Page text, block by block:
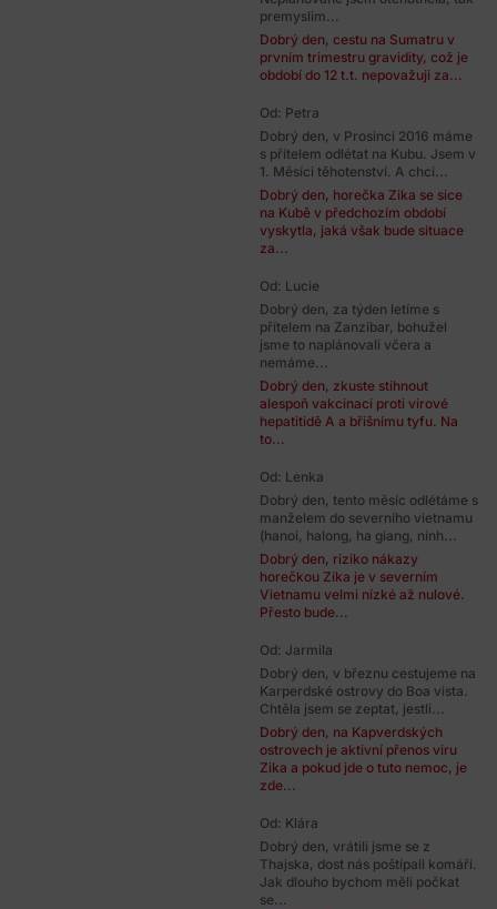
premyslim...
Dobrý den, cestu na Sumatru v
prvním trimestru gravidity, což je
období do 12 t.t. nepovažuji za...
Od: Petra
Dobrý den, v Prosinci 2016 máme
s přítelem odlétat na Kubu. Jsem v
1. Měsíci těhotenství. A chci...
Dobrý den, horečka Zika se sice
na Kubě v předchozím období
vyskytla, jaká však bude situace
za...
Od: Lucie
Dobrý den, za týden letíme s
přítelem na Zanzibar, bohužel
jsme to naplánovali včera a
nemáme...
Dobrý den, zkuste stihnout
alespoň vakcinaci proti virové
hepatitidě A a břišnímu tyfu. Na
to...
Od: Lenka
Dobrý den, tento měsíc odlétáme s
manželem do severního vietnamu
(hanoi, halong, ha giang, ninh...
Dobrý den, riziko nákazy
horečkou Zika je v severním
Vietnamu velmi nízké až nulové.
Přesto bude...
Od: Jarmila
Dobrý den, v březnu cestujeme na
Karperdské ostrovy do Boa vista.
Chtěla jsem se zeptat, jestli...
Dobrý den, na Kapverdských
ostrovech je aktivní přenos viru
Zika a pokud jde o tuto nemoc, je
zde...
Od: Klára
Dobrý den, vrátili jsme se z
Thajska, dost nás poštípali komáři.
Jak dlouho bychom měli počkat
se...